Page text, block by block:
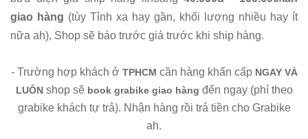
giao hàng (tùy Tỉnh xa hay gần, khối lượng nhiều hay ít
nữa ah), Shop sẽ báo trước giá trước khi ship hàng.
- Trường hợp khách ở TPHCM cần hàng khẩn cấp NGAY VÀ
LUÔNshop sẽ book grabike giao hàng đến ngay (phí theo
grabike khách tự trả). Nhận hàng rồi trả tiền cho Grabike
ah.